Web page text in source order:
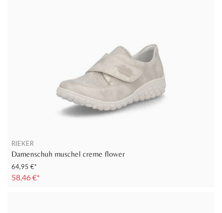
RIEKER
Damenschuh muschel creme flower
64,95 €*
58,46 €*